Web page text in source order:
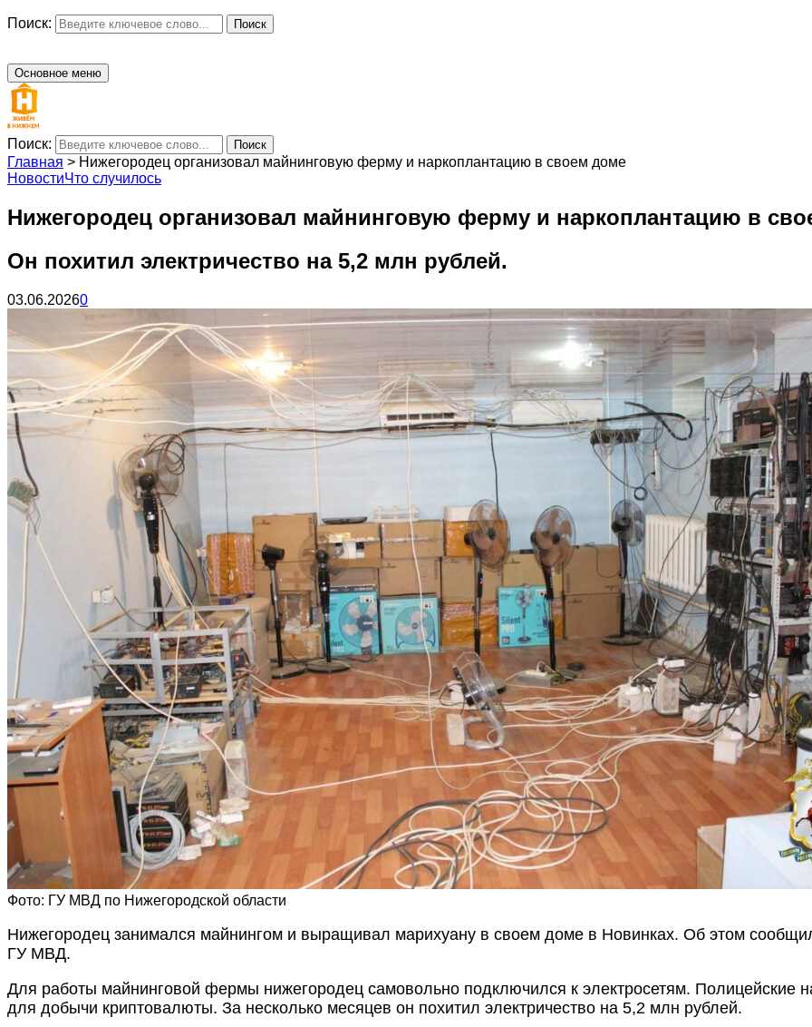
Поиск: Поиск
Основное меню
Поиск: Поиск
Главная > Нижегородец организовал майнинговую ферму и наркоплантацию в своем доме
НовостиЧто случилось
Нижегородец организовал майнинговую ферму и наркоплантацию в
Он похитил электричество на 5,2 млн рублей.
03.06.20260
Фото: ГУ МВД по Нижегородской области
Нижегородец занимался майнингом и выращивал марихуану в своем доме в Новинках. Об этом
ГУ МВД.
Для работы майнинговой фермы нижегородец самовольно подключился к электросетям. Полицейские
для добычи криптовалюты. За несколько месяцев он похитил электричество на 5,2 млн рублей.